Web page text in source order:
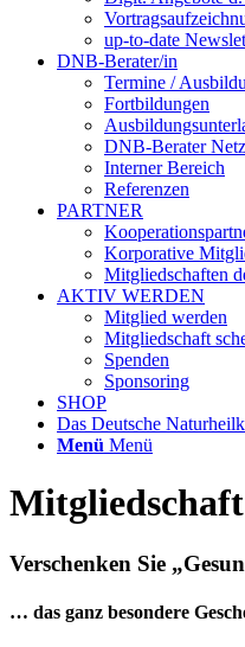
up-to-date
DNB-Berater/in
Termine /
Fortbildungen
DNB-Berater
Interner Bereich
Referenzen
PARTNER
Korporative
Mitgliedschaften
AKTIV WERDEN
Mitglied werden
Mitgliedschaft
Spenden
Sponsoring
SHOP
Das Deutsche
Menü Menü
Verschenken Sie
… das ganz besondere